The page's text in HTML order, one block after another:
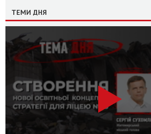
ТЕМИ ДНЯ